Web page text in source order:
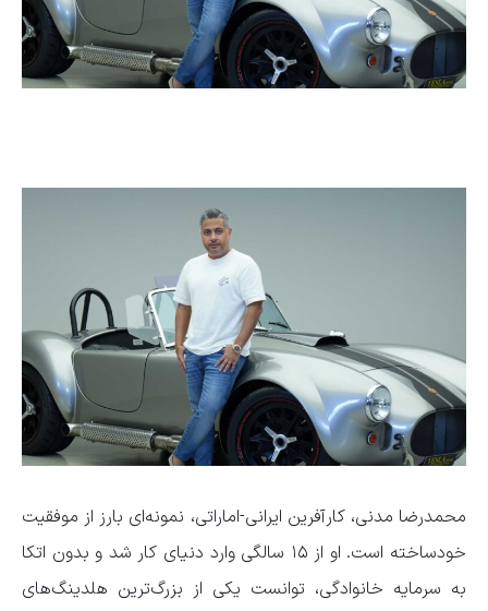
محمدرضا مدنی، کارآفرین ایرانی-اماراتی، نمونه‌ای بارز از موفقیت
خودساخته است. او از ۱۵ سالگی وارد دنیای کار شد و بدون اتکا
به سرمایه خانوادگی، توانست یکی از بزرگ‌ترین هلدینگ‌های